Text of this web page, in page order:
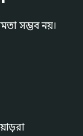
সম্ভব নয়।